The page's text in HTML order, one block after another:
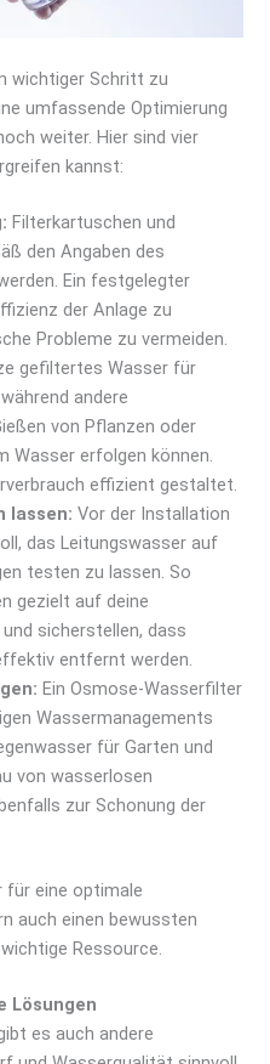
wichtiger Schritt zu
umfassende Optimierung
weiter. Hier sind vier
kannst:
Filterkartuschen und
den Angaben des
Ein festgelegter
der Anlage zu
Probleme zu vermeiden.
gefiltertes Wasser für
andere
von Pflanzen oder
Wasser erfolgen können.
effizient gestaltet.
lassen: Vor der Installation
das Leitungswasser auf
testen zu lassen. So
gezielt auf deine
sicherstellen, dass
entfernt werden.
Ein Osmose-Wasserfilter
Wassermanagements
für Garten und
von wasserlosen
zur Schonung der
für eine optimale
auch einen bewussten
Ressource.
Lösungen
es auch andere